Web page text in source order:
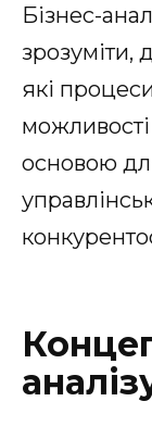
Бізнес-
зрозуміти,
які
основою